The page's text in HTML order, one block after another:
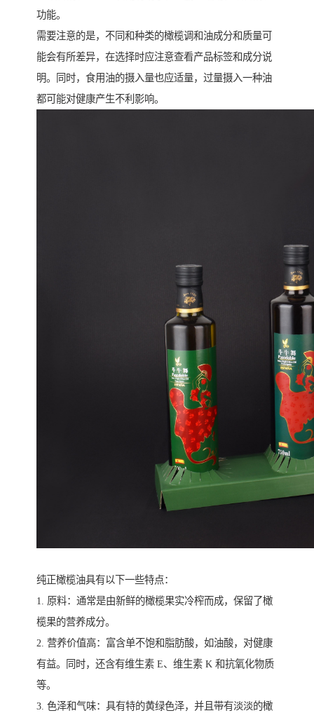
功能。
需要注意的是，不同和种类的橄榄调和油成分和质量可
能会有所差异，在选择时应注意查看产品标签和成分说
明。同时，食用油的摄入量也应适量，过量摄入一种油
都可能对健康产生不利影响。
纯正橄榄油具有以下一些特点：
1. 原料：通常是由新鲜的橄榄果实冷榨而成，保留了橄
榄果的营养成分。
2. 营养价值高：富含单不饱和脂肪酸，如油酸，对健康
有益。同时，还含有维生素 E、维生素 K 和抗氧化物质
等。
3. 色泽和气味：具有特的黄绿色泽，并且带有淡淡的橄